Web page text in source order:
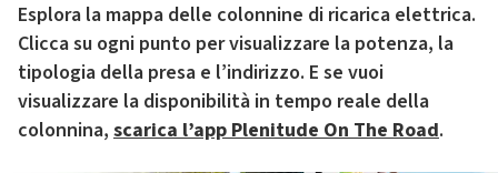
Esplora la mappa delle colonnine di ricarica elettrica.
Clicca su ogni punto per visualizzare la potenza, la
tipologia della presa e l’indirizzo. E se vuoi
visualizzare la disponibilità in tempo reale della
colonnina, scarica l’app Plenitude On The Road.